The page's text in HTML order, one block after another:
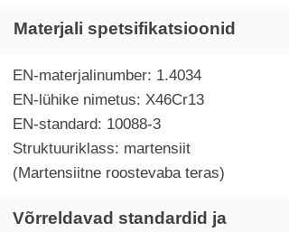
Materjali spetsifikatsioonid
EN-materjalinumber: 1.4034
EN-lühike nimetus: X46Cr13
EN-standard: 10088-3
Struktuuriklass: martensiit
(Martensiitne roostevaba teras)
Võrreldavad standardid ja